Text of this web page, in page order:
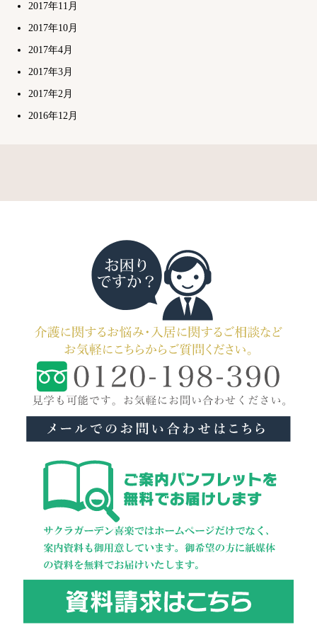
2017年11月
2017年10月
2017年4月
2017年3月
2017年2月
2016年12月